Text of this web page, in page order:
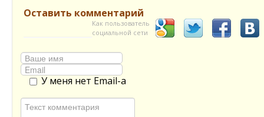
Оставить комментарий
Как пользователь
социальной сети
У меня нет Email-а